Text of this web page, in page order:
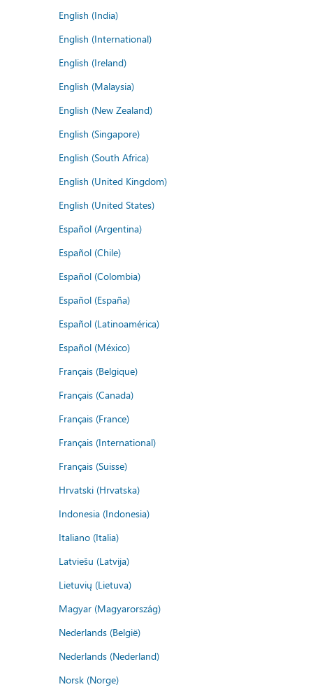
English (India)
English (International)
English (Ireland)
English (Malaysia)
English (New Zealand)
English (Singapore)
English (South Africa)
English (United Kingdom)
English (United States)
Español (Argentina)
Español (Chile)
Español (Colombia)
Español (España)
Español (Latinoamérica)
Español (México)
Français (Belgique)
Français (Canada)
Français (France)
Français (International)
Français (Suisse)
Hrvatski (Hrvatska)
Indonesia (Indonesia)
Italiano (Italia)
Latviešu (Latvija)
Lietuvių (Lietuva)
Magyar (Magyarország)
Nederlands (België)
Nederlands (Nederland)
Norsk (Norge)